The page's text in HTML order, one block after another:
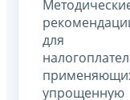
для
упрощенную